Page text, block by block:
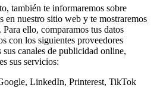
también te informaremos sobre
en nuestro sitio web y te mostraremos
ello, comparamos tus datos
con los siguientes proveedores
canales de publicidad online,
sus servicios:
LinkedIn, Printerest, TikTok